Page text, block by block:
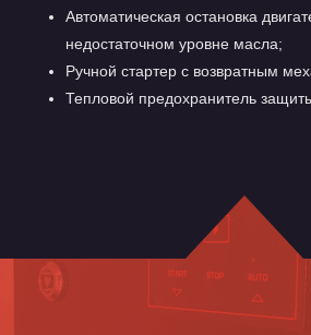
Автоматическая остановка
недостаточном уровне масла;
Ручной стартер с возвратным
Тепловой предохранитель